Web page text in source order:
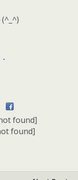
found]
found]